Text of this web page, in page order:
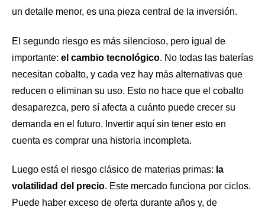
un detalle menor, es una pieza central de la inversión.
El segundo riesgo es más silencioso, pero igual de
importante: el cambio tecnológico. No todas las baterías
necesitan cobalto, y cada vez hay más alternativas que
reducen o eliminan su uso. Esto no hace que el cobalto
desaparezca, pero sí afecta a cuánto puede crecer su
demanda en el futuro. Invertir aquí sin tener esto en
cuenta es comprar una historia incompleta.
Luego está el riesgo clásico de materias primas: la
volatilidad del precio. Este mercado funciona por ciclos.
Puede haber exceso de oferta durante años y, de